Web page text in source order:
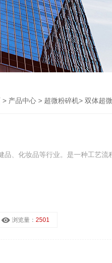
> 产品中心 > 超微粉碎机> 双体超
品、化妆品等行业。是一种工艺流
浏览量： 2501